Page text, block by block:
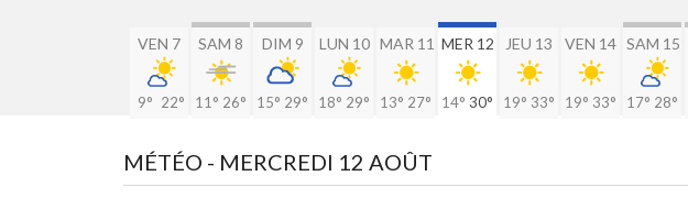
VEN 7
9° 22°
SAM 8
11° 26°
DIM 9
15° 29°
LUN 10
18° 29°
MAR 11
13° 27°
MER 12
14° 30°
JEU 13
19° 33°
VEN 14
19° 33°
SAM 15
17° 28°
MÉTÉO - MERCREDI 12 AOÛT